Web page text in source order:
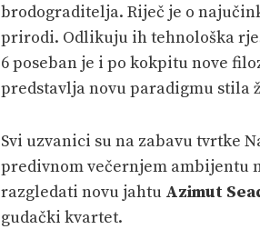
brodograditelja. Riječ je o
prirodi. Odlikuju ih tehnološka
6 poseban je i po kokpitu nove
predstavlja novu paradigmu stila
Svi uzvanici su na zabavu tvrtke
predivnom večernjem ambijentu
razgledati novu jahtu Azimut
gudački kvartet.